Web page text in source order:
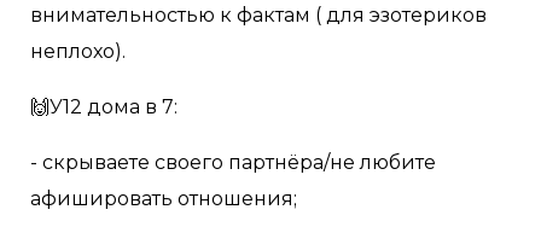
внимательностью к фактам ( для эзотериков
неплохо).
🙌У12 дома в 7:
- скрываете своего партнёра/не любите
афишировать отношения;